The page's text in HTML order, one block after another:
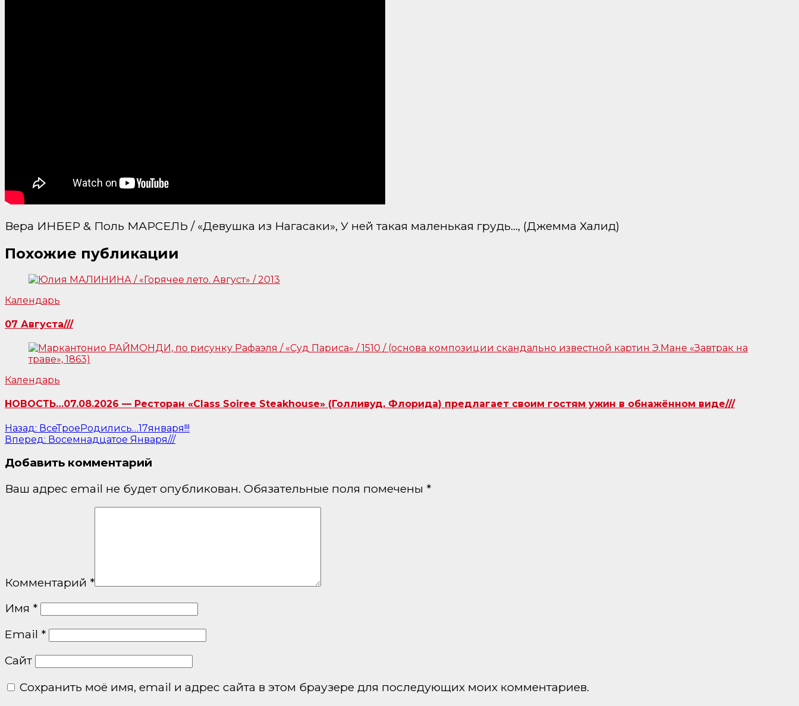
Вера ИНБЕР & Поль МАРСЕЛЬ / «Девушка из Нагасаки», У ней такая маленькая грудь…, (Джемма Халид)
Похожие публикации
Календарь
07 Августа///
Календарь
НОВОСТЬ…07.08.2026 — Ресторан «Class Soiree Steakhouse» (Голливуд, Флорида) предлагает своим гостям ужин в обнажённом виде///
Навигация
по
записям
Назад: ВсеТроеРодились…17января!!!
Вперед: Восемнадцатое Января///
Добавить комментарий
Ваш адрес email не будет опубликован. Обязательные поля помечены *
Комментарий *
Имя *
Email *
Сайт
Сохранить моё имя, email и адрес сайта в этом браузере для последующих моих комментариев.